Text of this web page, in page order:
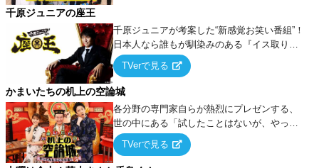
千原ジュニアの座王
千原ジュニアが考案した“新感覚お笑い番組”！
日本人なら誰もが馴染みのある『イス取りゲ
ーム』をベースに、大喜利・ギャグ・モノボ
ケ・歌…など様々なお題で芸人がショートネ
タを競い合う！
TVerで見る
かまいたちの机上の空論城
各分野の専門家自らが熱烈にプレゼンする、
世の中にある「試したことはないが、やって
みたらこうなる！…ハズ」という“机上の空
論”に若手芸人らがカラダを張って挑む！
TVerで見る